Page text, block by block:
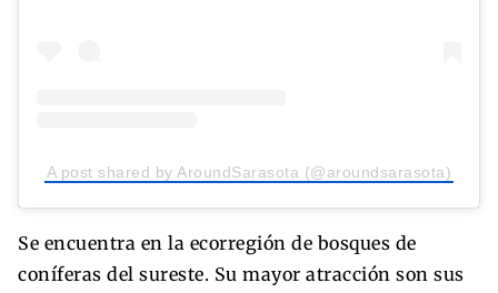
A post shared by AroundSarasota (@aroundsarasota)
Se encuentra en la ecorregión de bosques de
coníferas del sureste. Su mayor atracción son sus